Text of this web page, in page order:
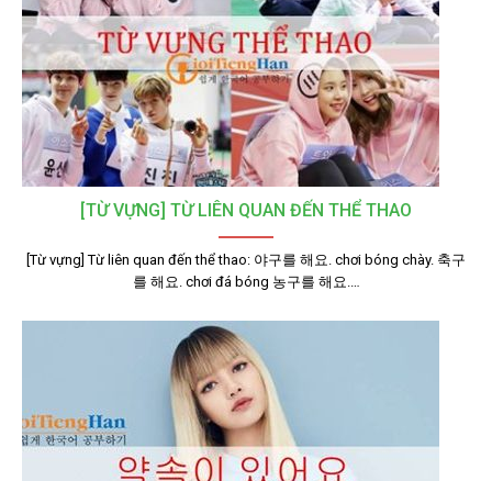
[TỪ VỰNG] TỪ LIÊN QUAN ĐẾN THỂ THAO
[Từ vựng] Từ liên quan đến thể thao: 야구를 해요. chơi bóng chày. 축구
를 해요. chơi đá bóng 농구를 해요.…